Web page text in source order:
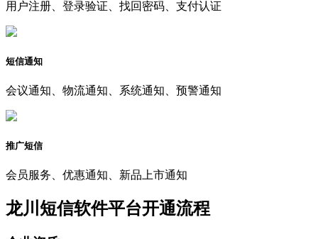
用户注册、登录验证、找回密码、支付认证
短信通知
会议通知、物流通知、系统通知、预警通知
推广短信
会员服务、优惠通知、新品上市通知
龙川短信软件平台开通流程